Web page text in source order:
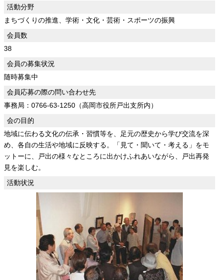
活動分野
まちづくりの推進、学術・文化・芸術・スポーツの振興
会員数
38
会員の募集状況
随時募集中
会員応募の際の問い合わせ先
事務局：0766-63-1250（高岡市役所戸出支所内）
会の目的
地域に伝わる文化の伝承・習慣等を、足元の歴史から学び交流を深
め、各自の生活や地域に反映する。「見て・聞いて・考える」をモ
ットーに、戸出の様々なところに出かけふれあいながら、戸出再発
見を楽しむ。
活動状況